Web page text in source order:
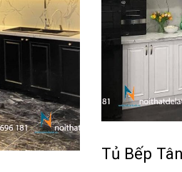
Tủ Bếp